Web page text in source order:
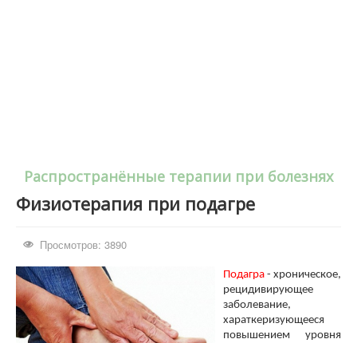
Распространённые терапии при болезнях
Физиотерапия при подагре
Просмотров: 3890
Подагра - хроническое,
рецидивирующее
заболевание,
хараткеризующееся
повышением уровня